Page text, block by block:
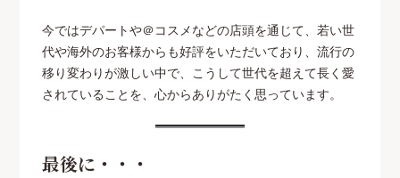
今ではデパートや＠コスメなどの店頭を通じて、若い世
代や海外のお客様からも好評をいただいており、流行の
移り変わりが激しい中で、こうして世代を超えて長く愛
されていることを、心からありがたく思っています。
最後に・・・